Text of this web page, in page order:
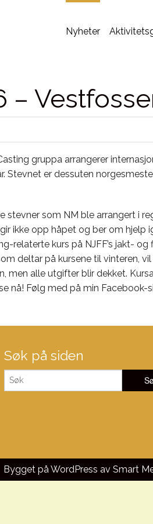
Nyheter
–
gruppa arrangerer
Stevnet er dessuten
stevner som NM ble arrangert i
ikke opp håpet og ber om hjelp
relaterte kurs på NJFF’s jakt-
deltar på kursene til vinteren,
men alle utgifter blir dekket.
nå! Følg med på min Facebook-
Søk på siden
Bygget på WordPress av Smart